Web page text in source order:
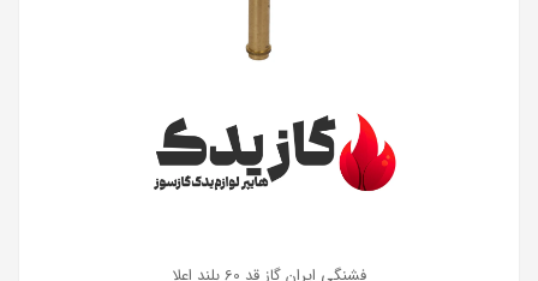
فشنگی ایران گاز قد 60 بلند اعلا